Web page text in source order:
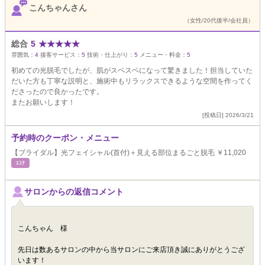
こんちゃんさん
（女性/20代後半/会社員）
総合 5 ★★★★★
雰囲気： 4 接客サービス： 5 技術・仕上がり： 5 メニュー・料金： 5
初めての光脱毛でしたが、肌がスベスベになって驚きました！担当していた
だいた方も丁寧な説明と、施術中もリラックスできるような空間を作ってく
ださったので良かったです。
またお願いします！
[投稿日] 2026/3/21
予約時のクーポン・メニュー
【ブライダル】光フェイシャル(首付)＋見える部位まるごと脱毛 ￥11,020
ｴｽﾃ
サロンからの返信コメント
こんちゃん 様
先日は数あるサロンの中から当サロンにご来店頂き誠にありがとうござ
います！